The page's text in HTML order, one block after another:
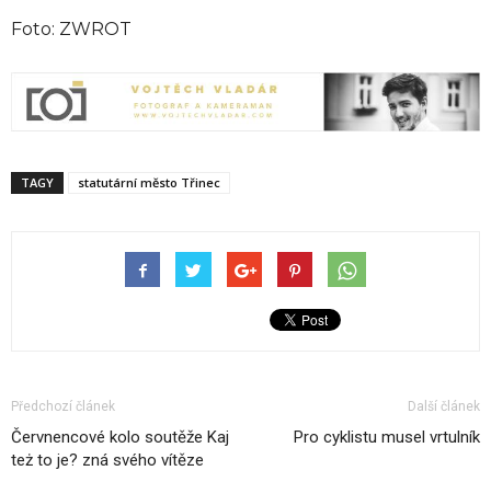
Foto: ZWROT
TAGY statutární město Třinec
Předchozí článek
Červnencové kolo soutěže Kaj
też to je? zná svého vítěze
Další článek
Pro cyklistu musel vrtulník